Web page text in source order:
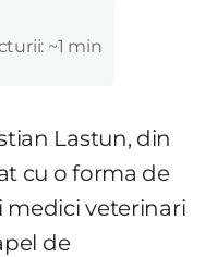
~1 min
Lastun, din
cu o forma de
medici veterinari
de